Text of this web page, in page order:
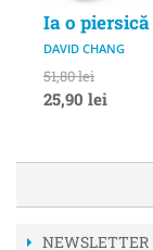
Ia o piersică
DAVID CHANG
51,80 lei
25,90 lei
NEWSLETTER